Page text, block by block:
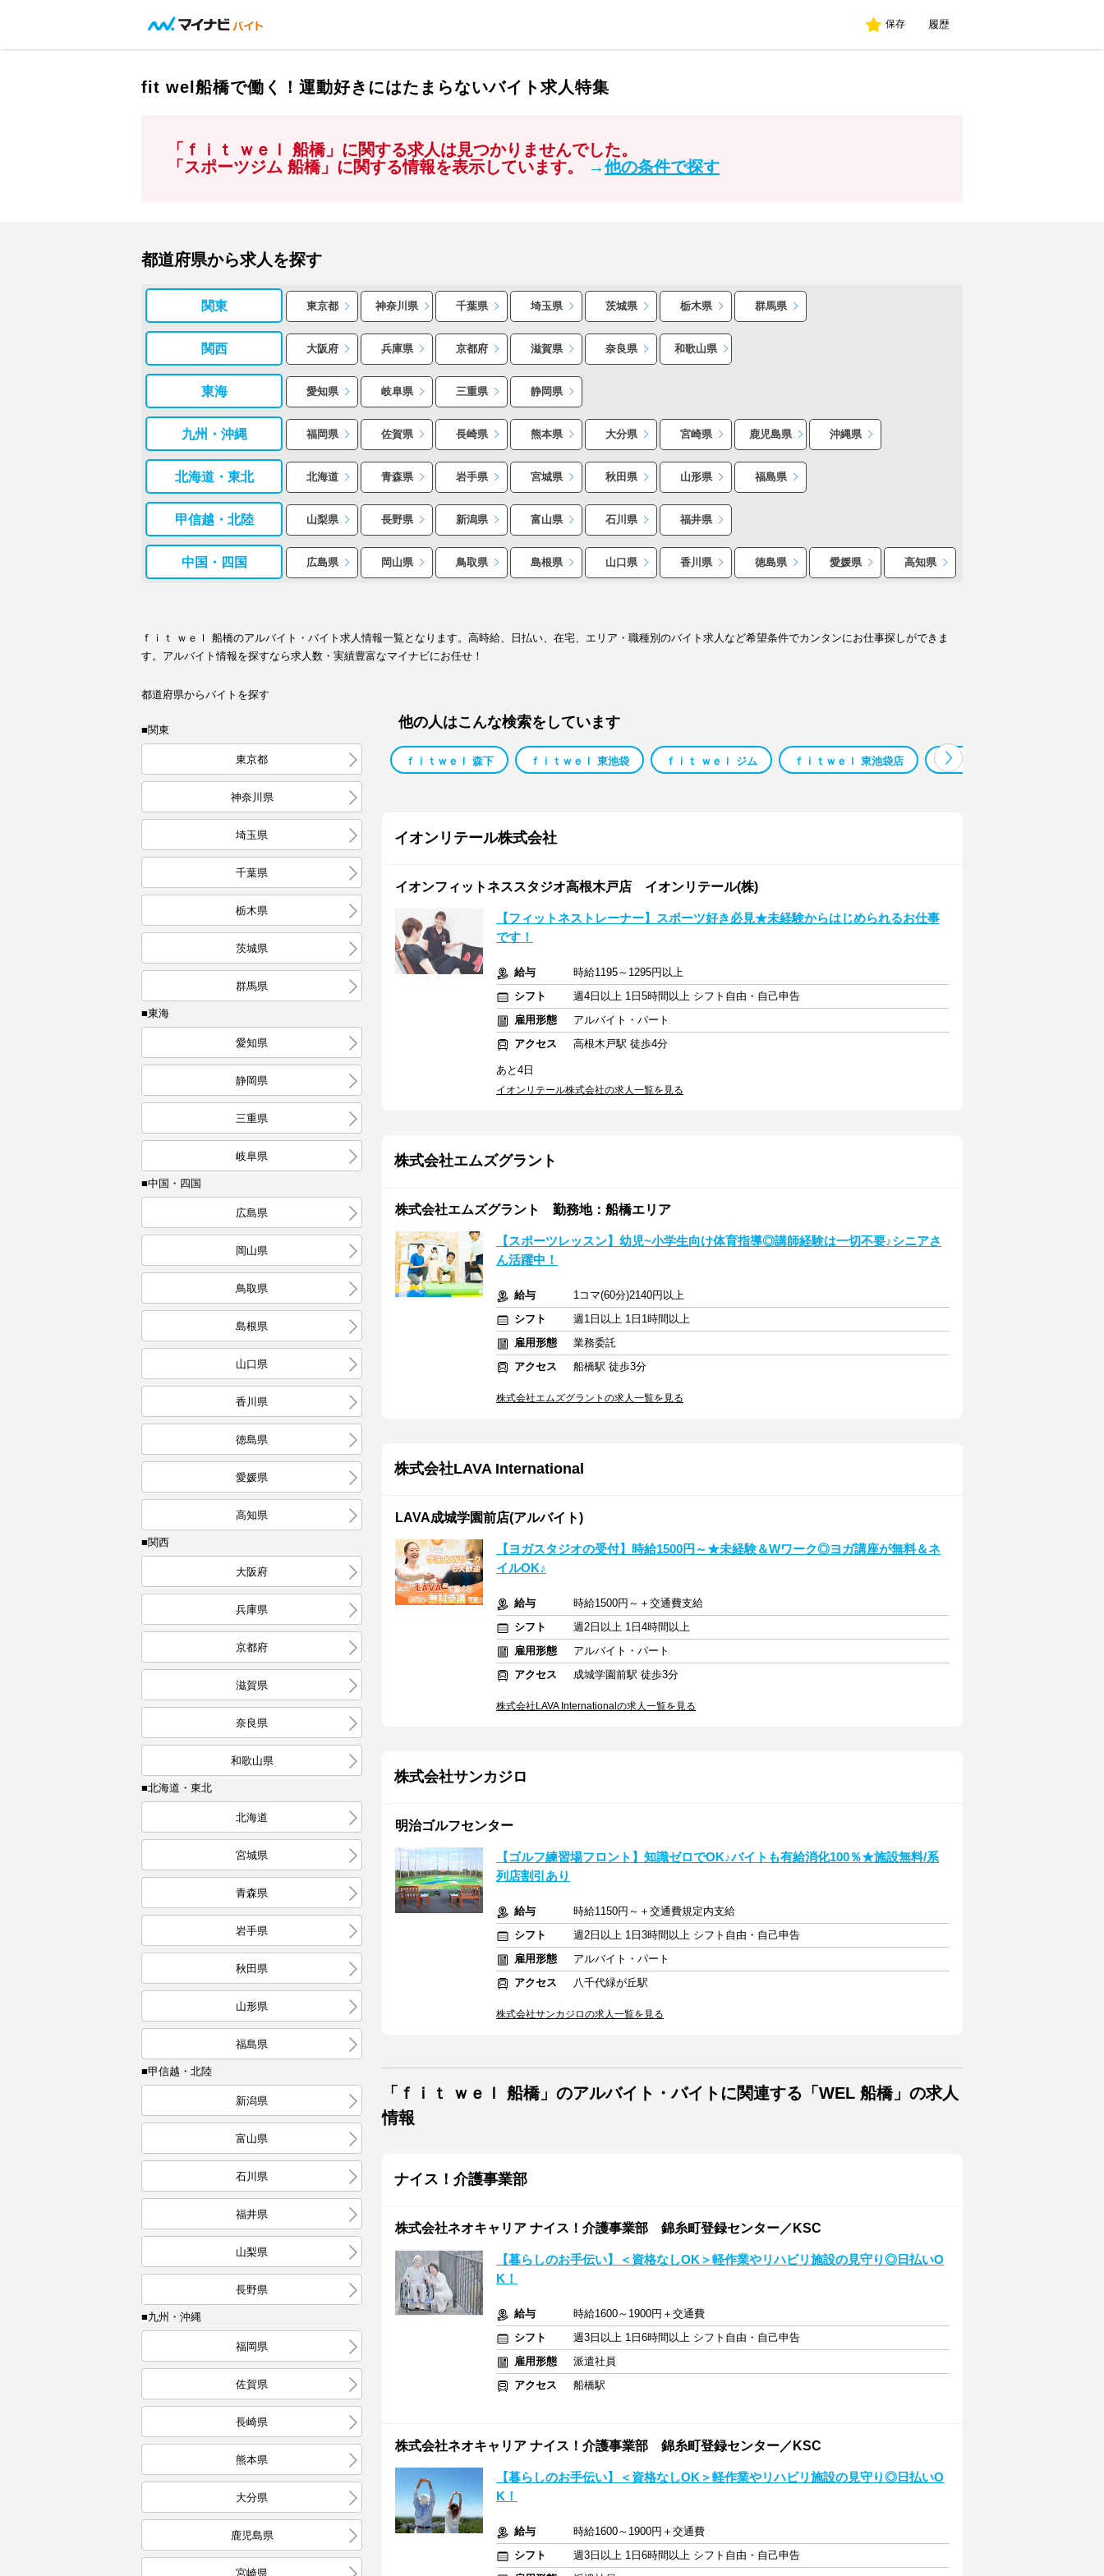
保存 履歴
fit wel船橋で働く！運動好きにはたまらないバイト求人特集
「ｆｉｔ ｗｅｌ 船橋」に関する求人は見つかりませんでした。
「スポーツジム 船橋」に関する情報を表示しています。
→他の条件で探す
都道府県から求人を探す
関東 東京都 神奈川県 千葉県 埼玉県 茨城県 栃木県 群馬県
関西 大阪府 兵庫県 京都府 滋賀県 奈良県 和歌山県
東海 愛知県 岐阜県 三重県 静岡県
九州・沖縄 福岡県 佐賀県 長崎県 熊本県 大分県 宮崎県 鹿児島県 沖縄県
北海道・東北 北海道 青森県 岩手県 宮城県 秋田県 山形県 福島県
甲信越・北陸 山梨県 長野県 新潟県 富山県 石川県 福井県
中国・四国 広島県 岡山県 鳥取県 島根県 山口県 香川県 徳島県 愛媛県 高知県
ｆｉｔ ｗｅｌ 船橋のアルバイト・バイト求人情報一覧となります。高時給、日払い、在宅、エリア・職種別のバイト求人など希望条件でカンタンにお仕事探しができま
す。アルバイト情報を探すなら求人数・実績豊富なマイナビにお任せ！
都道府県からバイトを探す
■関東
東京都
神奈川県
埼玉県
千葉県
栃木県
茨城県
群馬県
■東海
愛知県
静岡県
三重県
岐阜県
■中国・四国
広島県
岡山県
鳥取県
島根県
山口県
香川県
徳島県
愛媛県
高知県
■関西
大阪府
兵庫県
京都府
滋賀県
奈良県
和歌山県
■北海道・東北
北海道
宮城県
青森県
岩手県
秋田県
山形県
福島県
■甲信越・北陸
新潟県
富山県
石川県
福井県
山梨県
長野県
■九州・沖縄
福岡県
佐賀県
長崎県
熊本県
大分県
鹿児島県
宮崎県
他の人はこんな検索をしています
ｆｉｔｗｅｌ 森下 ｆｉｔｗｅｌ 東池袋 ｆｉｔ ｗｅｌ ジム ｆｉｔｗｅｌ 東池袋店 ｆｉｔ２４バイト
イオンリテール株式会社
イオンフィットネススタジオ高根木戸店 イオンリテール(株)
【フィットネストレーナー】スポーツ好き必見★未経験からはじめられるお仕事
です！
給与
時給1195～1295円以上
シフト
週4日以上 1日5時間以上 シフト自由・自己申告
雇用形態
アルバイト・パート
アクセス
高根木戸駅 徒歩4分
あと4日
イオンリテール株式会社の求人一覧を見る
株式会社エムズグラント
株式会社エムズグラント 勤務地：船橋エリア
【スポーツレッスン】幼児~小学生向け体育指導◎講師経験は一切不要♪シニアさ
ん活躍中！
給与
1コマ(60分)2140円以上
シフト
週1日以上 1日1時間以上
雇用形態
業務委託
アクセス
船橋駅 徒歩3分
株式会社エムズグラントの求人一覧を見る
株式会社LAVA International
LAVA成城学園前店(アルバイト)
【ヨガスタジオの受付】時給1500円～★未経験＆Wワーク◎ヨガ講座が無料＆ネ
イルOK♪
給与
時給1500円～＋交通費支給
シフト
週2日以上 1日4時間以上
雇用形態
アルバイト・パート
アクセス
成城学園前駅 徒歩3分
株式会社LAVA Internationalの求人一覧を見る
株式会社サンカジロ
明治ゴルフセンター
【ゴルフ練習場フロント】知識ゼロでOK♪バイトも有給消化100％★施設無料/系
列店割引あり
給与
時給1150円～＋交通費規定内支給
シフト
週2日以上 1日3時間以上 シフト自由・自己申告
雇用形態
アルバイト・パート
アクセス
八千代緑が丘駅
株式会社サンカジロの求人一覧を見る
「ｆｉｔ ｗｅｌ 船橋」のアルバイト・バイトに関連する「WEL 船橋」の求人
情報
ナイス！介護事業部
株式会社ネオキャリア ナイス！介護事業部 錦糸町登録センター／KSC
【暮らしのお手伝い】＜資格なしOK＞軽作業やリハビリ施設の見守り◎日払いO
K！
給与
時給1600～1900円＋交通費
シフト
週3日以上 1日6時間以上 シフト自由・自己申告
雇用形態
派遣社員
アクセス
船橋駅
株式会社ネオキャリア ナイス！介護事業部 錦糸町登録センター／KSC
【暮らしのお手伝い】＜資格なしOK＞軽作業やリハビリ施設の見守り◎日払いO
K！
給与
時給1600～1900円＋交通費
シフト
週3日以上 1日6時間以上 シフト自由・自己申告